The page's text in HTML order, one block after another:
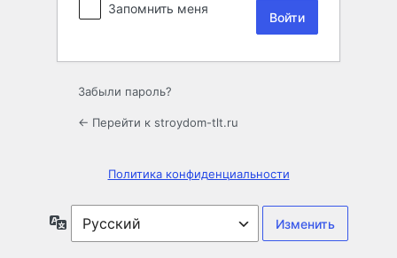
Запомнить меня
Забыли пароль?
← Перейти к stroydom-tlt.ru
Политика конфиденциальности
Язык